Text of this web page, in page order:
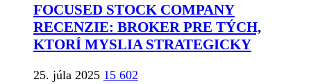
FOCUSED STOCK COMPANY
RECENZIE: BROKER PRE TÝCH,
KTORÍ MYSLIA STRATEGICKY
25. júla 2025 15 602